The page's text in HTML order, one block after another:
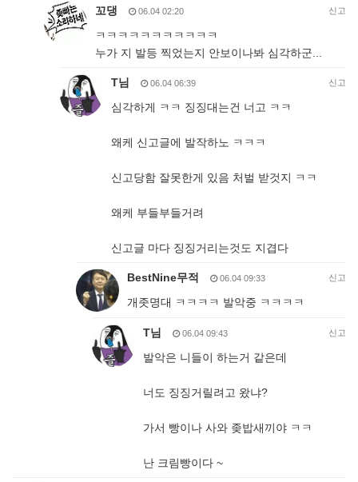
꼬댕 06.04 02:20 신고
ㅋㅋㅋㅋㅋㅋㅋㅋㅋㅋㅋ
누가 지 발등 찍었는지 안보이나봐 심각하군...
T님 06.04 06:39 신고
심각하게 ㅋㅋ 징징대는건 너고 ㅋㅋ
왜케 신고글에 발작하노 ㅋㅋㅋ
신고당함 잘못한게 있음 처벌 받것지 ㅋㅋ
왜케 부들부들거려
신고글 마다 징징거리는것도 지겹다
BestNine무적 06.04 09:33 신고
개좃명대 ㅋㅋㅋㅋ 발악중 ㅋㅋㅋㅋ
T님 06.04 09:43 신고
발악은 니들이 하는거 같은데
너도 징징거릴려고 왔냐?
가서 빵이나 사와 좆밥새끼야 ㅋㅋ
난 크림빵이다 ~